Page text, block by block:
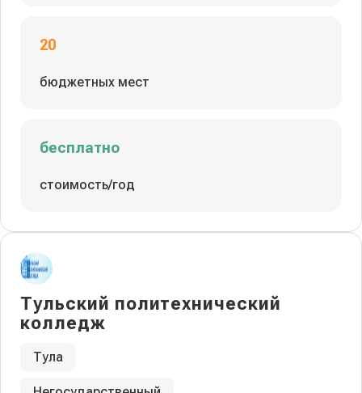
20
бюджетных мест
бесплатно
стоимость/год
Тульский политехнический
колледж
Тула